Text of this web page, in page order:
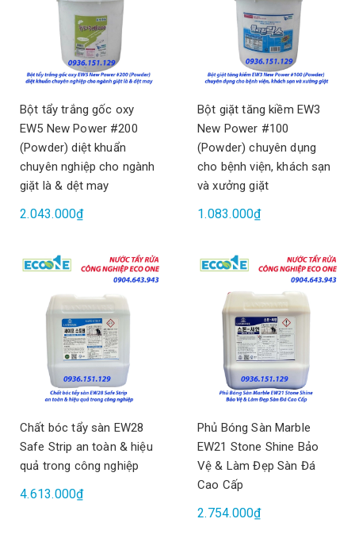
Bột tẩy trắng gốc oxy
EW5 New Power #200
(Powder) diệt khuẩn
chuyên nghiệp cho ngành
giặt là & dệt may
2.043.000₫
Bột giặt tăng kiềm EW3
New Power #100
(Powder) chuyên dụng
cho bệnh viện, khách sạn
và xưởng giặt
1.083.000₫
Chất bóc tẩy sàn EW28
Safe Strip an toàn & hiệu
quả trong công nghiệp
4.613.000₫
Phủ Bóng Sàn Marble
EW21 Stone Shine Bảo
Vệ & Làm Đẹp Sàn Đá
Cao Cấp
2.754.000₫